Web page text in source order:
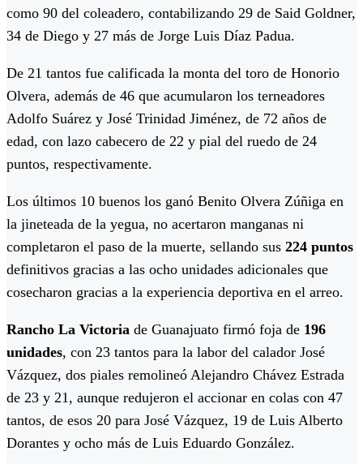
como 90 del coleadero, contabilizando 29 de Said Goldner,
34 de Diego y 27 más de Jorge Luis Díaz Padua.
De 21 tantos fue calificada la monta del toro de Honorio
Olvera, además de 46 que acumularon los terneadores
Adolfo Suárez y José Trinidad Jiménez, de 72 años de
edad, con lazo cabecero de 22 y pial del ruedo de 24
puntos, respectivamente.
Los últimos 10 buenos los ganó Benito Olvera Zúñiga en
la jineteada de la yegua, no acertaron manganas ni
completaron el paso de la muerte, sellando sus 224 puntos
definitivos gracias a las ocho unidades adicionales que
cosecharon gracias a la experiencia deportiva en el arreo.
Rancho La Victoria de Guanajuato firmó foja de 196
unidades, con 23 tantos para la labor del calador José
Vázquez, dos piales remolineó Alejandro Chávez Estrada
de 23 y 21, aunque redujeron el accionar en colas con 47
tantos, de esos 20 para José Vázquez, 19 de Luis Alberto
Dorantes y ocho más de Luis Eduardo González.